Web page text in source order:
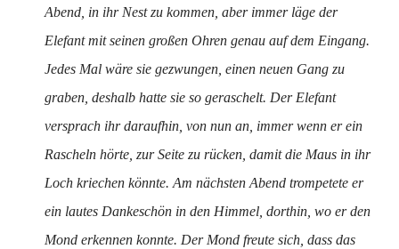
Abend, in ihr Nest zu kommen, aber immer läge der
Elefant mit seinen großen Ohren genau auf dem Eingang.
Jedes Mal wäre sie gezwungen, einen neuen Gang zu
graben, deshalb hatte sie so geraschelt. Der Elefant
versprach ihr daraufhin, von nun an, immer wenn er ein
Rascheln hörte, zur Seite zu rücken, damit die Maus in ihr
Loch kriechen könnte. Am nächsten Abend trompetete er
ein lautes Dankeschön in den Himmel, dorthin, wo er den
Mond erkennen konnte. Der Mond freute sich, dass das